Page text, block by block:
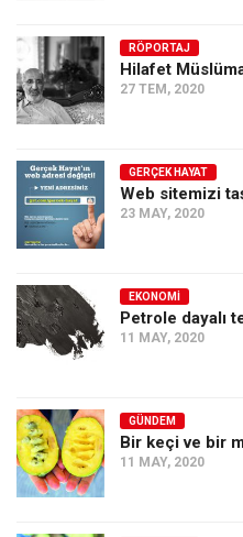
RÖPORTAJ
Hilafet
27 TEM, 2020
GERÇEK HAYAT
Web sitemizi
23 MAY, 2020
EKONOMI
Petrole dayalı
11 MAY, 2020
GÜNDEM
Bir keçi ve bir
11 MAY, 2020